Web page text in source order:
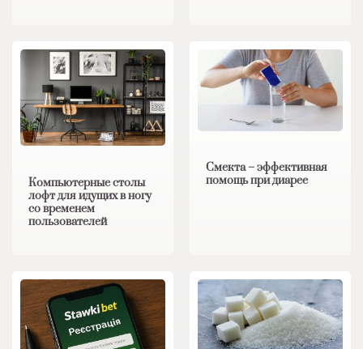
Компьютерные столы
лофт для идущих в ногу
со временем
пользователей
Смекта – эффективная
помощь при диарее